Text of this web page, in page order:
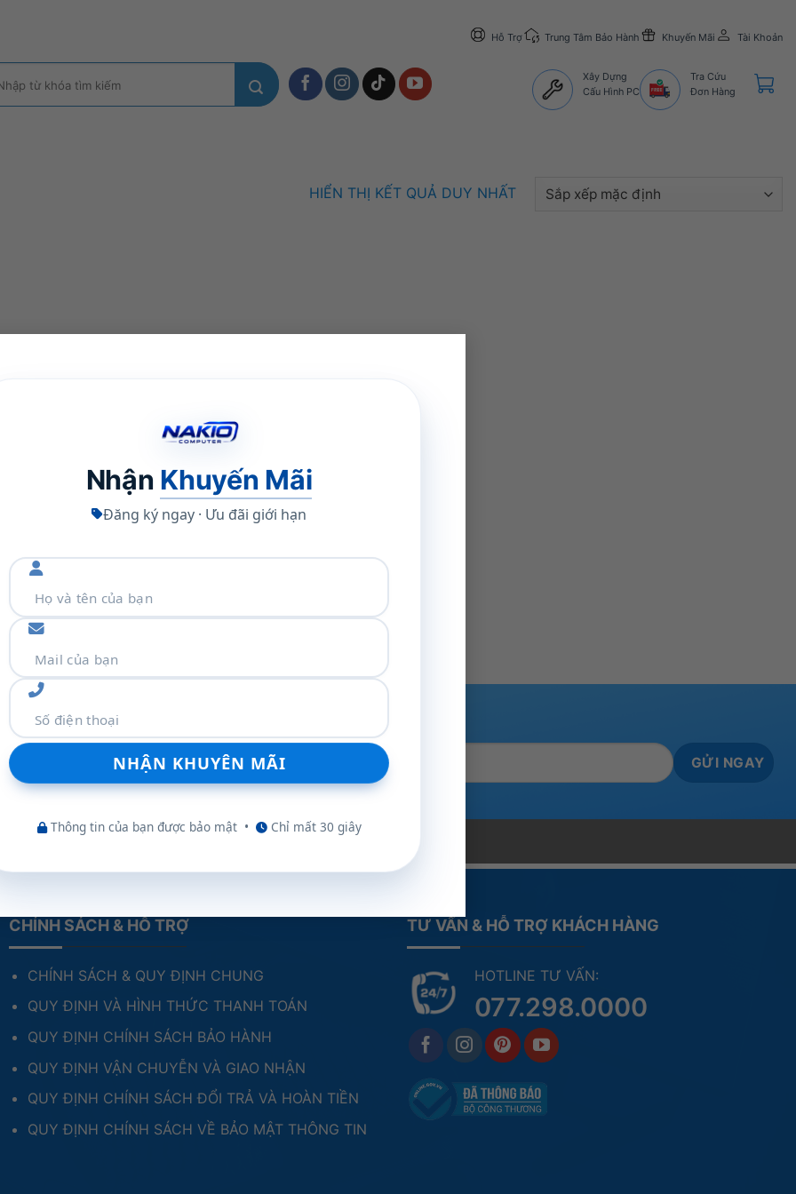
Nhận Khuyến Mãi
Đăng ký ngay · Ưu đãi giới hạn
Thông tin của bạn được bảo mật • Chỉ mất 30 giây
Hỗ Trợ Trung Tâm Bảo Hành Khuyến Mãi Tài Khoản
Xây Dựng
Cấu Hình PC
Tra Cứu
Đơn Hàng
HIỂN THỊ KẾT QUẢ DUY NHẤT
CHÍNH SÁCH & HỖ TRỢ
CHÍNH SÁCH & QUY ĐỊNH CHUNG
QUY ĐỊNH VÀ HÌNH THỨC THANH TOÁN
QUY ĐỊNH CHÍNH SÁCH BẢO HÀNH
QUY ĐỊNH VẬN CHUYỄN VÀ GIAO NHẬN
QUY ĐỊNH CHÍNH SÁCH ĐỔI TRẢ VÀ HOÀN TIỀN
QUY ĐỊNH CHÍNH SÁCH VỀ BẢO MẬT THÔNG TIN
TƯ VẤN & HỖ TRỢ KHÁCH HÀNG
HOTLINE TƯ VẤN:
077.298.0000